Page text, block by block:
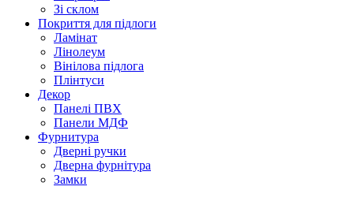
Зі склом
Покриття для підлоги
Ламінат
Лінолеум
Вінілова підлога
Плінтуси
Декор
Панелі ПВХ
Панели МДФ
Фурнитура
Дверні ручки
Дверна фурнітура
Замки